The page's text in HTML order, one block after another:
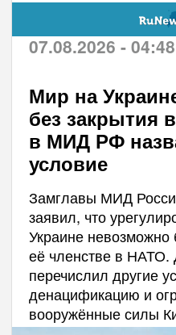
07.08.2026 - 04:48
Мир на
без закрытия
в МИД РФ
условие
Замглавы МИД
заявил, что
Украине
её членстве в НАТО.
перечислил другие
денацификацию и
вооружённые силы